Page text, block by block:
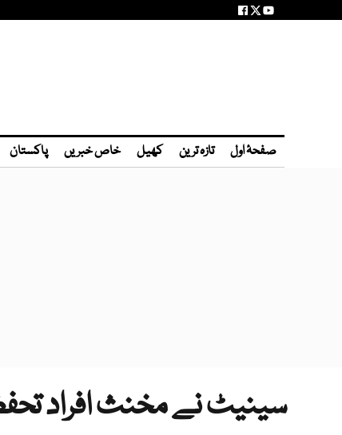
صفحۂ اول تازہ ترین کھیل خاص خبریں پاکستان
سینیٹ نے مخنث افراد تحفظ حقوق بل